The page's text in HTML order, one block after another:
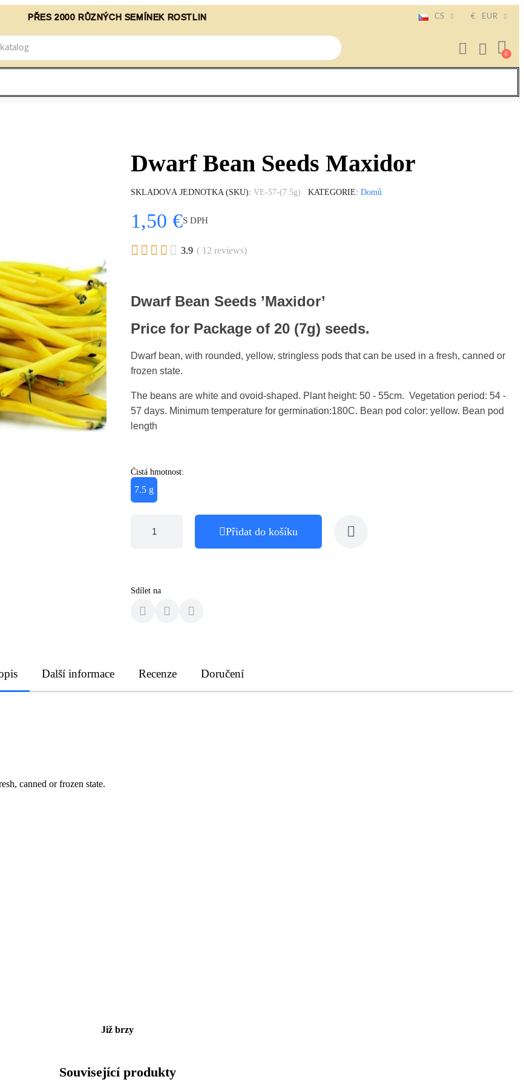
PŘES 2000 RŮZNÝCH SEMÍNEK ROSTLIN CS € EUR
Dwarf Bean Seeds Maxidor
SKLADOVÁ JEDNOTKA (SKU) VE-57-(7.5g) KATEGORIE Domů
1,50 €S DPH
     3.9 ( 12 reviews)
Dwarf Bean Seeds ’Maxidor’
Price for Package of 20 (7g) seeds.
Dwarf bean, with rounded, yellow, stringless pods that can be used in a fresh, canned or
frozen state.
The beans are white and ovoid-shaped. Plant height: 50 - 55cm. Vegetation period: 54 -
57 days. Minimum temperature for germination:180C. Bean pod color: yellow. Bean pod
length
Čistá hmotnost:
7.5 g
Přidat do košíku
Sdílet na
Další informace Recenze Doručení
canned or frozen state.
Již brzy
Související produkty